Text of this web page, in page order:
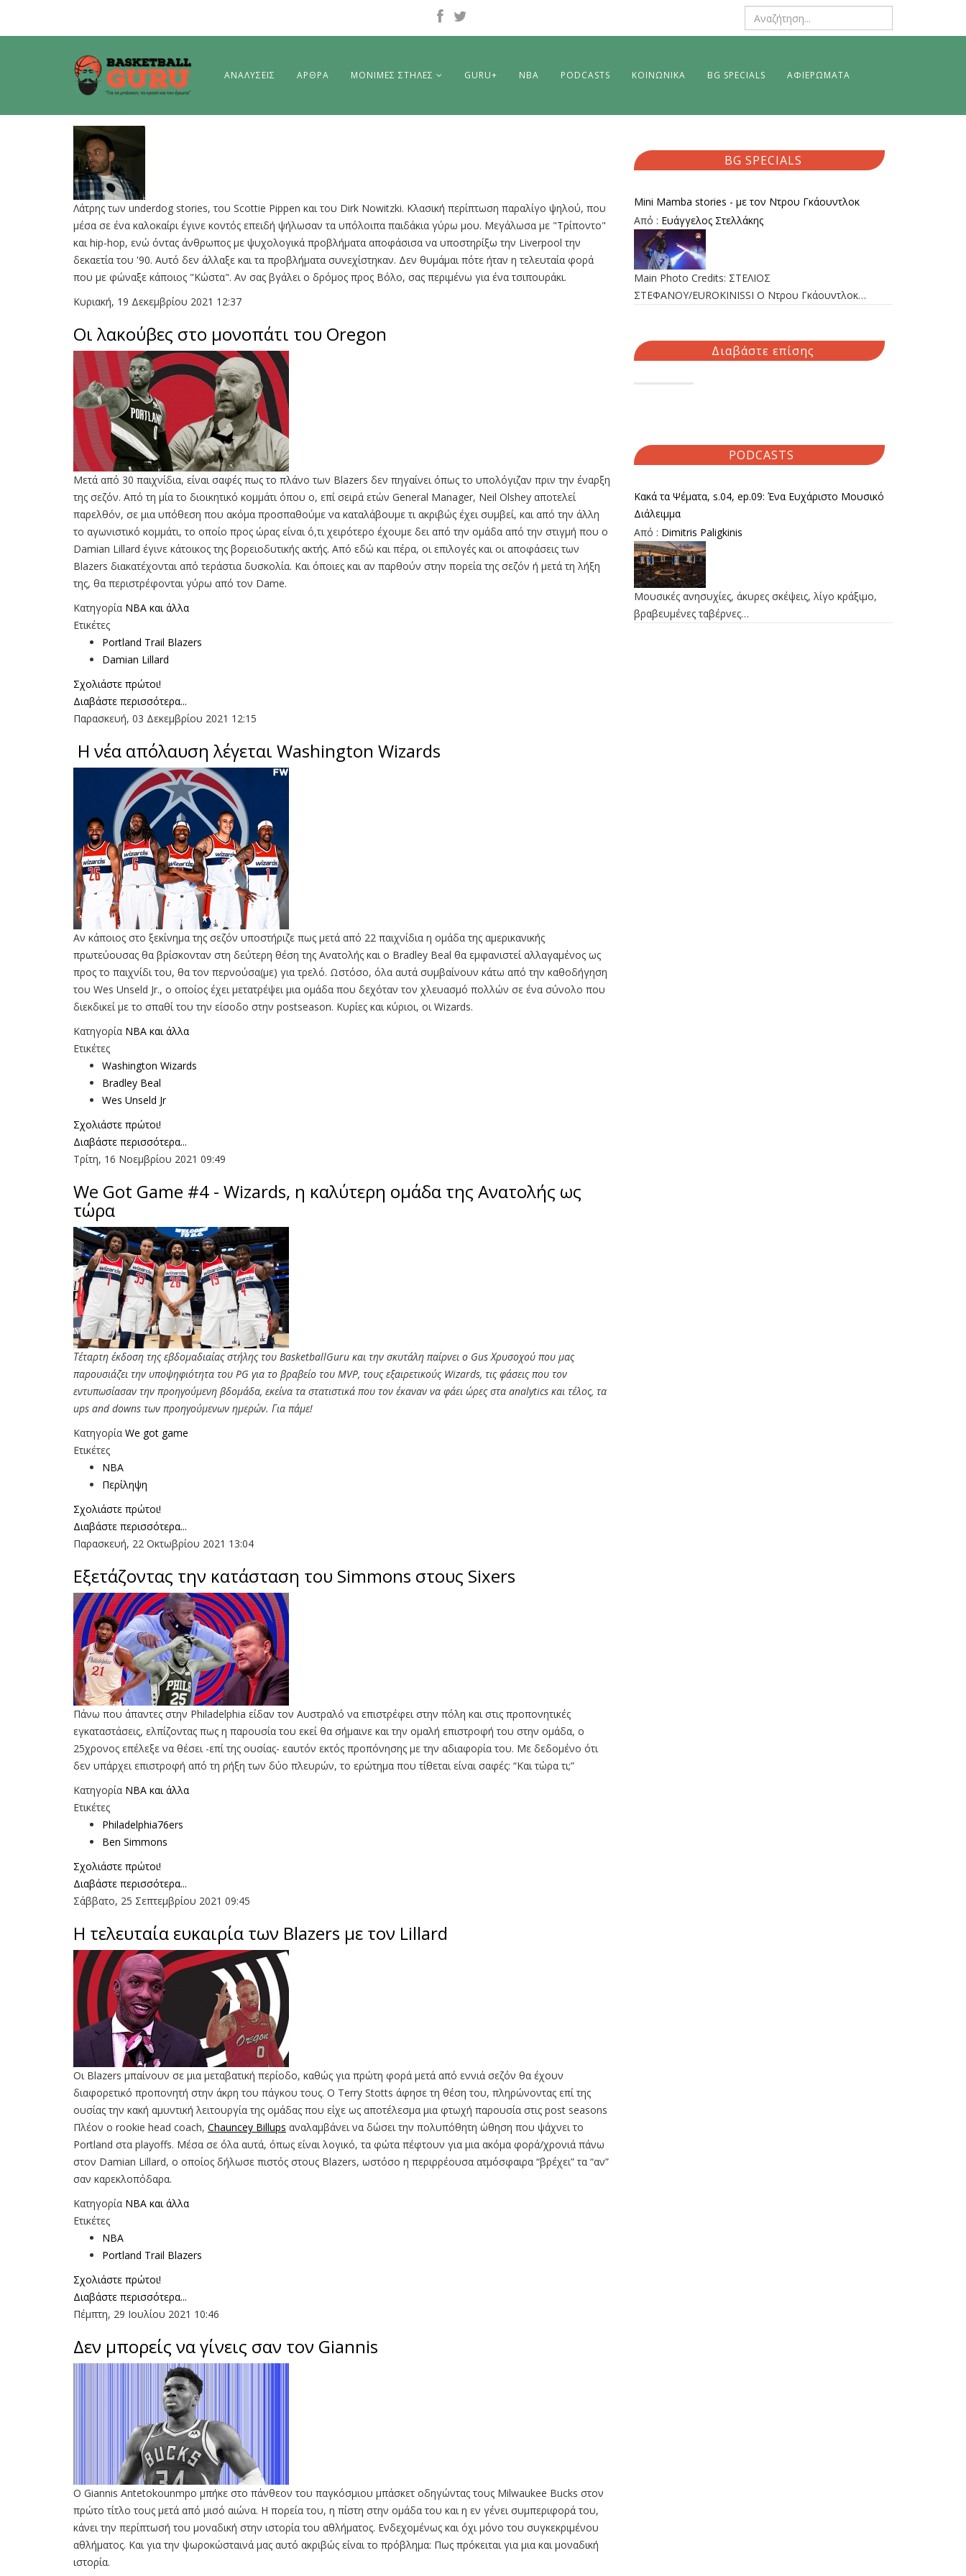
ΑΝΑΛΥΣΕΙΣ ΑΡΘΡΑ ΜΟΝΙΜΕΣ ΣΤΗΛΕΣ GURU+ NBA PODCASTS ΚΟΙΝΩΝΙΚΑ BG SPECIALS ΑΦΙΕΡΩΜΑΤΑ
Λάτρης των underdog stories, του Scottie Pippen και του Dirk Nowitzki. Kλασική περίπτωση παραλίγο ψηλού, που
μέσα σε ένα καλοκαίρι έγινε κοντός επειδή ψήλωσαν τα υπόλοιπα παιδάκια γύρω μου. Μεγάλωσα με "Τρίποντο"
και hip-hop, ενώ όντας άνθρωπος με ψυχολογικά προβλήματα αποφάσισα να υποστηρίξω την Liverpool την
δεκαετία του '90. Αυτό δεν άλλαξε και τα προβλήματα συνεχίστηκαν. Δεν θυμάμαι πότε ήταν η τελευταία φορά
που με φώναξε κάποιος "Κώστα". Αν σας βγάλει ο δρόμος προς Βόλο, σας περιμένω για ένα τσιπουράκι.
Κυριακή, 19 Δεκεμβρίου 2021 12:37
Οι λακούβες στο μονοπάτι του Oregon
Μετά από 30 παιχνίδια, είναι σαφές πως το πλάνο των Blazers δεν πηγαίνει όπως το υπολόγιζαν πριν την έναρξη
της σεζόν. Από τη μία το διοικητικό κομμάτι όπου ο, επί σειρά ετών General Manager, Neil Olshey αποτελεί
παρελθόν, σε μια υπόθεση που ακόμα προσπαθούμε να καταλάβουμε τι ακριβώς έχει συμβεί, και από την άλλη
το αγωνιστικό κομμάτι, το οποίο προς ώρας είναι ό,τι χειρότερο έχουμε δει από την ομάδα από την στιγμή που ο
Damian Lillard έγινε κάτοικος της βορειοδυτικής ακτής. Από εδώ και πέρα, οι επιλογές και οι αποφάσεις των
Blazers διακατέχονται από τεράστια δυσκολία. Και όποιες και αν παρθούν στην πορεία της σεζόν ή μετά τη λήξη
της, θα περιστρέφονται γύρω από τον Dame.
Κατηγορία NBA και άλλα
Ετικέτες
Portland Trail Blazers
Damian Lillard
Σχολιάστε πρώτοι!
Διαβάστε περισσότερα...
Παρασκευή, 03 Δεκεμβρίου 2021 12:15
Η νέα απόλαυση λέγεται Washington Wizards
Αν κάποιος στο ξεκίνημα της σεζόν υποστήριζε πως μετά από 22 παιχνίδια η ομάδα της αμερικανικής
πρωτεύουσας θα βρίσκονταν στη δεύτερη θέση της Ανατολής και ο Bradley Beal θα εμφανιστεί αλλαγαμένος ως
προς το παιχνίδι του, θα τον περνούσα(με) για τρελό. Ωστόσο, όλα αυτά συμβαίνουν κάτω από την καθοδήγηση
του Wes Unseld Jr., ο οποίος έχει μετατρέψει μια ομάδα που δεχόταν τον χλευασμό πολλών σε ένα σύνολο που
διεκδικεί με το σπαθί του την είσοδο στην postseason. Κυρίες και κύριοι, οι Wizards.
Κατηγορία NBA και άλλα
Ετικέτες
Washington Wizards
Bradley Beal
Wes Unseld Jr
Σχολιάστε πρώτοι!
Διαβάστε περισσότερα...
Τρίτη, 16 Νοεμβρίου 2021 09:49
We Got Game #4 - Wizards, η καλύτερη ομάδα της Ανατολής ως
τώρα
Τέταρτη έκδοση της εβδομαδιαίας στήλης του BasketballGuru και την σκυτάλη παίρνει ο Gus Χρυσοχού που μας
παρουσιάζει την υποψηφιότητα του PG για το βραβείο του MVP, τους εξαιρετικούς Wizards, τις φάσεις που τον
εντυπωσίασαν την προηγούμενη βδομάδα, εκείνα τα στατιστικά που τον έκαναν να φάει ώρες στα analytics και τέλος, τα
ups and downs των προηγούμενων ημερών. Για πάμε!
Κατηγορία We got game
Ετικέτες
ΝΒΑ
Περίληψη
Σχολιάστε πρώτοι!
Διαβάστε περισσότερα...
Παρασκευή, 22 Οκτωβρίου 2021 13:04
Εξετάζοντας την κατάσταση του Simmons στους Sixers
Πάνω που άπαντες στην Philadelphia είδαν τον Αυστραλό να επιστρέφει στην πόλη και στις προπονητικές
εγκαταστάσεις, ελπίζοντας πως η παρουσία του εκεί θα σήμαινε και την ομαλή επιστροφή του στην ομάδα, ο
25χρονος επέλεξε να θέσει -επί της ουσίας- εαυτόν εκτός προπόνησης με την αδιαφορία του. Με δεδομένο ότι
δεν υπάρχει επιστροφή από τη ρήξη των δύο πλευρών, το ερώτημα που τίθεται είναι σαφές: “Και τώρα τι;”
Κατηγορία NBA και άλλα
Ετικέτες
Philadelphia76ers
Ben Simmons
Σχολιάστε πρώτοι!
Διαβάστε περισσότερα...
Σάββατο, 25 Σεπτεμβρίου 2021 09:45
Η τελευταία ευκαιρία των Blazers με τον Lillard
Οι Blazers μπαίνουν σε μια μεταβατική περίοδο, καθώς για πρώτη φορά μετά από εννιά σεζόν θα έχουν
διαφορετικό προπονητή στην άκρη του πάγκου τους. Ο Terry Stotts άφησε τη θέση του, πληρώνοντας επί της
ουσίας την κακή αμυντική λειτουργία της ομάδας που είχε ως αποτέλεσμα μια φτωχή παρουσία στις post seasons
Πλέον ο rookie head coach, Chauncey Billups αναλαμβάνει να δώσει την πολυπόθητη ώθηση που ψάχνει το
Portland στα playoffs. Μέσα σε όλα αυτά, όπως είναι λογικό, τα φώτα πέφτουν για μια ακόμα φορά/χρονιά πάνω
στον Damian Lillard, ο οποίος δήλωσε πιστός στους Blazers, ωστόσο η περιρρέουσα ατμόσφαιρα “βρέχει” τα “αν”
σαν καρεκλοπόδαρα.
Κατηγορία NBA και άλλα
Ετικέτες
NBA
Portland Trail Blazers
Σχολιάστε πρώτοι!
Διαβάστε περισσότερα...
Πέμπτη, 29 Ιουλίου 2021 10:46
Δεν μπορείς να γίνεις σαν τον Giannis
Ο Giannis Antetokounmpo μπήκε στο πάνθεον του παγκόσμιου μπάσκετ οδηγώντας τους Milwaukee Bucks στον
πρώτο τίτλο τους μετά από μισό αιώνα. Η πορεία του, η πίστη στην ομάδα του και η εν γένει συμπεριφορά του,
κάνει την περίπτωσή του μοναδική στην ιστορία του αθλήματος. Ενδεχομένως και όχι μόνο του συγκεκριμένου
αθλήματος. Και για την ψωροκώσταινά μας αυτό ακριβώς είναι το πρόβλημα: Πως πρόκειται για μια και μοναδική
ιστορία.
BG SPECIALS
Mini Mamba stories - με τον Ντρου Γκάουντλοκ
Από : Ευάγγελος Στελλάκης
Main Photo Credits: ΣΤΕΛΙΟΣ
ΣΤΕΦΑΝΟΥ/EUROKINISSI Ο Ντρου Γκάουντλοκ…
Διαβάστε επίσης
PODCASTS
Κακά τα Ψέματα, s.04, ep.09: Ένα Ευχάριστο Μουσικό
Διάλειμμα
Από : Dimitris Paligkinis
Μουσικές ανησυχίες, άκυρες σκέψεις, λίγο κράξιμο,
βραβευμένες ταβέρνες…